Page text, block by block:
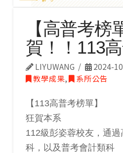
【高普考榜
賀！！113
LIYUWANG
2024-
教學成果, 系所公告
【113高普考榜單】
狂賀本系
112級彭姿蓉校友，通
科，以及普考會計類科